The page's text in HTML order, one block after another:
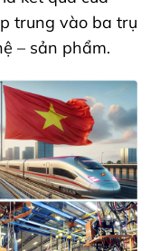
trung vào ba trụ
– sản phẩm.